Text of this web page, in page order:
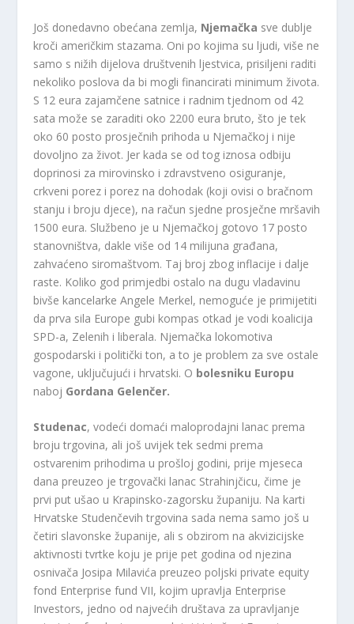
Još donedavno obećana zemlja, Njemačka sve dublje
kroči američkim stazama. Oni po kojima su ljudi, više ne
samo s nižih dijelova društvenih ljestvica, prisiljeni raditi
nekoliko poslova da bi mogli financirati minimum života.
S 12 eura zajamčene satnice i radnim tjednom od 42
sata može se zaraditi oko 2200 eura bruto, što je tek
oko 60 posto prosječnih prihoda u Njemačkoj i nije
dovoljno za život. Jer kada se od tog iznosa odbiju
doprinosi za mirovinsko i zdravstveno osiguranje,
crkveni porez i porez na dohodak (koji ovisi o bračnom
stanju i broju djece), na račun sjedne prosječne mršavih
1500 eura. Službeno je u Njemačkoj gotovo 17 posto
stanovništva, dakle više od 14 milijuna građana,
zahvaćeno siromaštvom. Taj broj zbog inflacije i dalje
raste. Koliko god primjedbi ostalo na dugu vladavinu
bivše kancelarke Angele Merkel, nemoguće je primijetiti
da prva sila Europe gubi kompas otkad je vodi koalicija
SPD-a, Zelenih i liberala. Njemačka lokomotiva
gospodarski i politički ton, a to je problem za sve ostale
vagone, uključujući i hrvatski. O bolesniku Europu
naboj Gordana Gelenčer.
Studenac, vodeći domaći maloprodajni lanac prema
broju trgovina, ali još uvijek tek sedmi prema
ostvarenim prihodima u prošloj godini, prije mjeseca
dana preuzeo je trgovački lanac Strahinjčicu, čime je
prvi put ušao u Krapinsko-zagorsku županiju. Na karti
Hrvatske Studenčevih trgovina sada nema samo još u
četiri slavonske županije, ali s obzirom na akvizicijske
aktivnosti tvrtke koju je prije pet godina od njezina
osnivača Josipa Milavića preuzeo poljski private equity
fond Enterprise fund VII, kojim upravlja Enterprise
Investors, jedno od najvećih društava za upravljanje